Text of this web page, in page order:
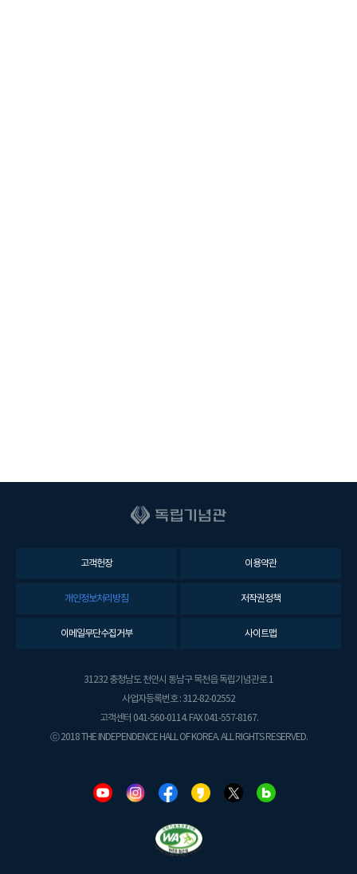
고객헌장 이용약관
개인정보처리방침 저작권정책
이메일무단수집거부 사이트맵
31232 충청남도 천안시 동남구 목천읍 독립기념관로 1
사업자등록번호 : 312-82-02552
고객센터 041-560-0114. FAX 041-557-8167.
ⓒ 2018 THE INDEPENDENCE HALL OF KOREA. ALL RIGHTS RESERVED.